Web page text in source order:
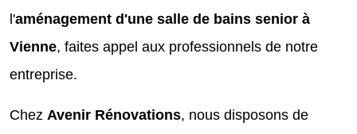
l'aménagement d'une salle de bains senior à
Vienne, faites appel aux professionnels de notre
entreprise.
Chez Avenir Rénovations, nous disposons de